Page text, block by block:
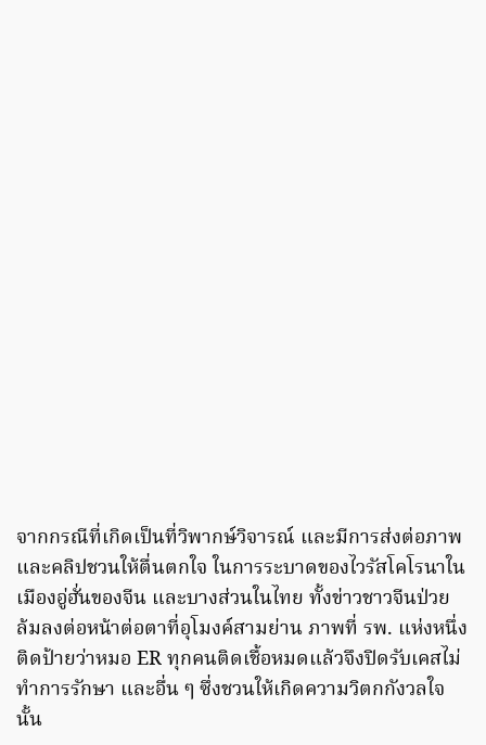
จากกรณีที่เกิดเป็นที่วิพากษ์วิจารณ์ และมีการส่งต่อภาพ
และคลิปชวนให้ตื่นตกใจ ในการระบาดของไวรัสโคโรนาใน
เมืองอู่ฮั่นของจีน และบางส่วนในไทย ทั้งข่าวชาวจีนป่วย
ล้มลงต่อหน้าต่อตาที่อุโมงค์สามย่าน ภาพที่ รพ. แห่งหนึ่ง
ติดป้ายว่าหมอ ER ทุกคนติดเชื้อหมดแล้วจึงปิดรับเคสไม่
ทำการรักษา และอื่น ๆ ซึ่งชวนให้เกิดความวิตกกังวลใจ
นั้น